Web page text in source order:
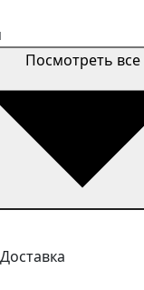
Посмотреть все
Доставка